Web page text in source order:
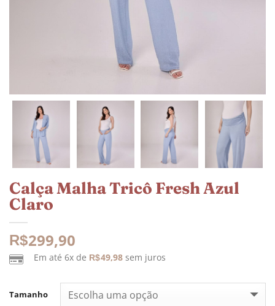
Calça Malha Tricô Fresh Azul
Claro
R$299,90
Em até 6x de R$49,98 sem juros
Tamanho